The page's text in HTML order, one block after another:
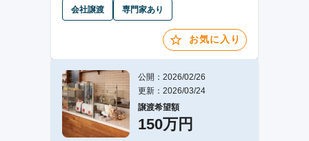
会社譲渡 専門家あり
お気に入り
公開：2026/02/26
更新：2026/03/24
譲渡希望額
150万円